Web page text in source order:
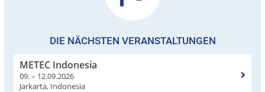
DIE NÄCHSTEN VERANSTALTUNGEN
METEC Indonesia
09. – 12.09.2026
Jarkarta, Indonesia